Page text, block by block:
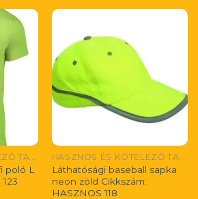
HASZNOS ÉS KÖTELEZŐ TARTOZÉKOK/ NÜTZLICHES UND OBLIGATORISDUS ZUBEHÖR/ USEFUL AND MONDATORY ACCESORIES
poló L
HASZNOS ÉS KÖTELEZŐ TARTOZÉKOK/ NÜTZLICHES UND OBLIGATORISDUS ZUBEHÖR/ USEFUL AND MONDATORY ACCESORIES
Láthatósági baseball sapka
neon zöld Cikkszám:
HASZNOS 118